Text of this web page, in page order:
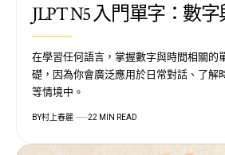
JLPT N5 入門單字：數
在學習任何語言，掌握數字與時間相關的
礎，因為你會廣泛應用於日常對話、了解
等情境中。
BY村上春麗 22 MIN READ